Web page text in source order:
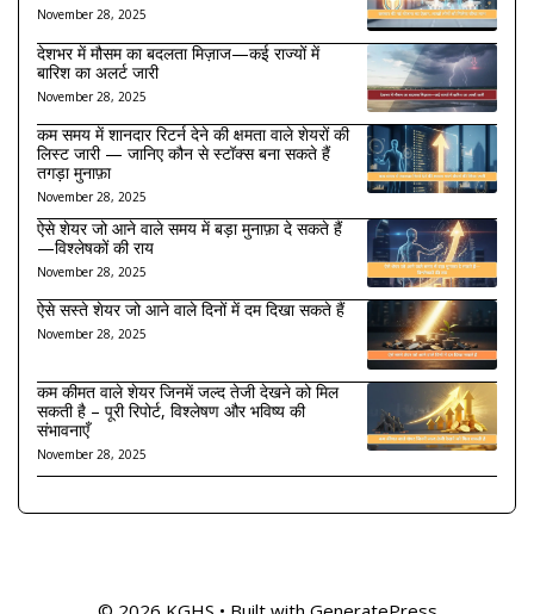
November 28, 2025
देशभर में मौसम का बदलता मिज़ाज—कई राज्यों में
बारिश का अलर्ट जारी
November 28, 2025
कम समय में शानदार रिटर्न देने की क्षमता वाले शेयरों की
लिस्ट जारी — जानिए कौन से स्टॉक्स बना सकते हैं
तगड़ा मुनाफ़ा
November 28, 2025
ऐसे शेयर जो आने वाले समय में बड़ा मुनाफ़ा दे सकते हैं
—विश्लेषकों की राय
November 28, 2025
ऐसे सस्ते शेयर जो आने वाले दिनों में दम दिखा सकते हैं
November 28, 2025
कम कीमत वाले शेयर जिनमें जल्द तेजी देखने को मिल
सकती है – पूरी रिपोर्ट, विश्लेषण और भविष्य की
संभावनाएँ
November 28, 2025